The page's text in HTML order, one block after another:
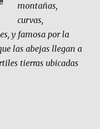
montañas,
curvas,
y famosa por la
las abejas llegan a
tierras ubicadas